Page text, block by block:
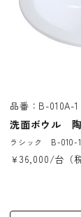
品番：B-010A-1
洗面ボウル
ラシック B-010-1
￥36,000/台（